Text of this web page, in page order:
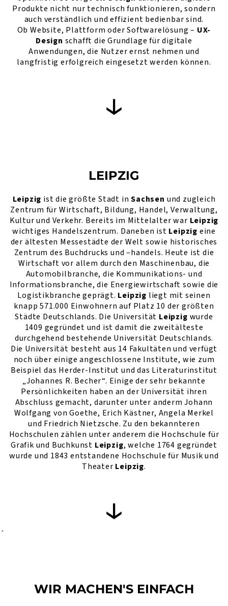
Produkte nicht nur technisch funktionieren, sondern
auch verständlich und effizient bedienbar sind.
Ob Website, Plattform oder Softwarelösung – UX-
Design schafft die Grundlage für digitale
Anwendungen, die Nutzer ernst nehmen und
langfristig erfolgreich eingesetzt werden können.
LEIPZIG
Leipzig ist die größte Stadt inSachsen und zugleich
Zentrum für Wirtschaft, Bildung, Handel, Verwaltung,
Kultur und Verkehr. Bereits im Mittelalter war Leipzig
wichtiges Handelszentrum. Daneben ist Leipzig eine
der ältesten Messestädte der Welt sowie historisches
Zentrum des Buchdrucks und –handels. Heute ist die
Wirtschaft vor allem durch den Maschinenbau, die
Automobilbranche, die Kommunikations- und
Informationsbranche, die Energiewirtschaft sowie die
Logistikbranche geprägt. Leipzig liegt mit seinen
knapp 571.000 Einwohnern auf Platz 10 der größten
Städte Deutschlands. Die Universität Leipzig wurde
1409 gegründet und ist damit die zweitälteste
durchgehend bestehende Universität Deutschlands.
Die Universität besteht aus 14 Fakultäten und verfügt
noch über einige angeschlossene Institute, wie zum
Beispiel das Herder-Institut und das Literaturinstitut
„Johannes R. Becher“. Einige der sehr bekannte
Persönlichkeiten haben an der Universität ihren
Abschluss gemacht, darunter unter anderm Johann
Wolfgang von Goethe, Erich Kästner, Angela Merkel
und Friedrich Nietzsche. Zu den bekannteren
Hochschulen zählen unter anderem die Hochschule für
Grafik und Buchkunst Leipzig, welche 1764 gegründet
wurde und 1843 entstandene Hochschule für Musik und
Theater Leipzig.
´
WIR MACHEN'S EINFACH